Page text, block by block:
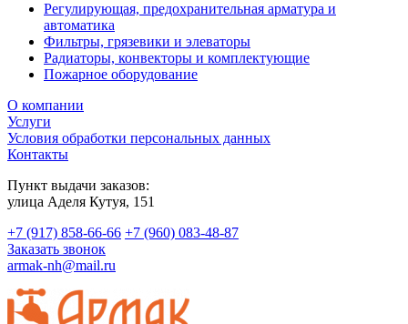
Регулирующая, предохранительная арматура и
автоматика
Фильтры, грязевики и элеваторы
Радиаторы, конвекторы и комплектующие
Пожарное оборудование
О компании
Услуги
Условия обработки персональных данных
Контакты
Пункт выдачи заказов:
​улица Аделя Кутуя, 151
+7 (917) 858-66-66 +7 (960) 083-48-87
Заказать звонок
armak-nh@mail.ru